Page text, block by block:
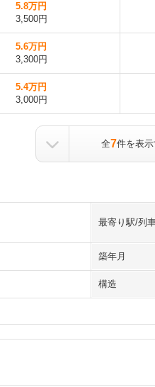
5.8万円
3,500円
5.6万円
3,300円
5.4万円
3,000円
全7件を表
最寄り駅/列
築年月
構造